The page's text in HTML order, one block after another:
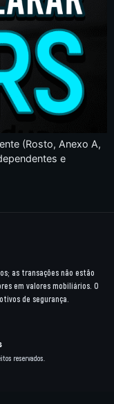
(Rosto, Anexo A,
e
as transações não estão
em valores mobiliários. O
de segurança.
reservados.